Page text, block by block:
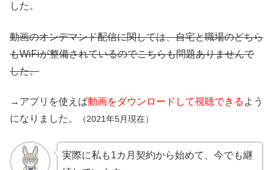
した。
動画のオンデマンド配信に関しては、自宅と職場のどちら
もWiFiが整備されているのでこちらも問題ありませんで
した。
→アプリを使えば動画をダウンロードして視聴できる よう
になりました。
（2021年5月現在）
実際に私も1カ月契約から始めて、今でも継